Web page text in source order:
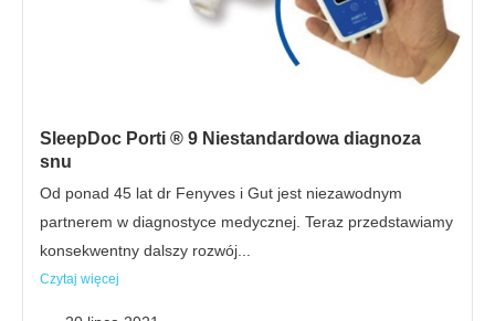
SleepDoc Porti ® 9 Niestandardowa diagnoza
snu
Od ponad 45 lat dr Fenyves i Gut jest niezawodnym
partnerem w diagnostyce medycznej. Teraz przedstawiamy
konsekwentny dalszy rozwój...
Czytaj więcej